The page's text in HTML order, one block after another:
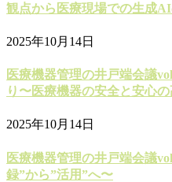
観点から医療現場での生成
2025年10月14日
医療機器管理の井戸端会議
り〜医療機器の安全と安心
2025年10月14日
医療機器管理の井戸端会議
録”から”活用”へ〜